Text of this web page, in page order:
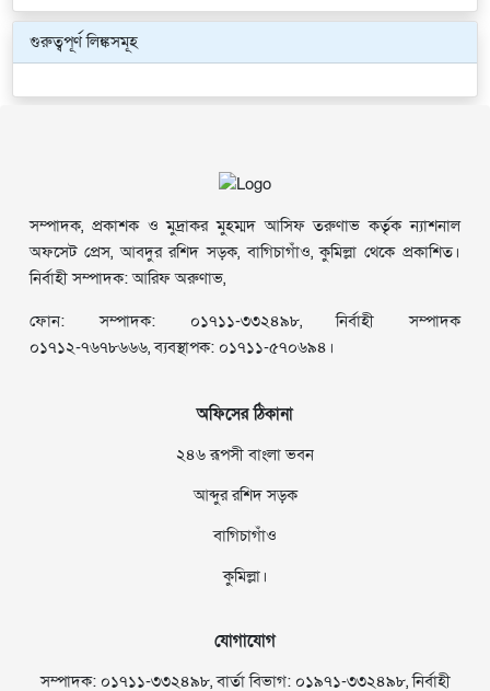
গুরুত্বপূর্ণ লিঙ্কসমূহ
সম্পাদক, প্রকাশক ও মুদ্রাকর মুহম্মদ আসিফ তরুণাভ কর্তৃক ন্যাশনাল
অফসেট প্রেস, আবদুর রশিদ সড়ক, বাগিচাগাঁও, কুমিল্লা থেকে প্রকাশিত।
নির্বাহী সম্পাদক: আরিফ অরুণাভ,
ফোন: সম্পাদক: ০১৭১১-৩৩২৪৯৮, নির্বাহী সম্পাদক
০১৭১২-৭৬৭৮৬৬৬, ব্যবস্থাপক: ০১৭১১-৫৭০৬৯৪।
অফিসের ঠিকানা
২৪৬ রূপসী বাংলা ভবন
আব্দুর রশিদ সড়ক
বাগিচাগাঁও
কুমিল্লা।
যোগাযোগ
সম্পাদক: ০১৭১১-৩৩২৪৯৮, বার্তা বিভাগ: ০১৯৭১-৩৩২৪৯৮, নির্বাহী